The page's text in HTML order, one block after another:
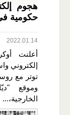
هجوم
حكومية
2022.01.14
أعلنت
إلكتروني
توتر مع
وموقع
الخارجية،...